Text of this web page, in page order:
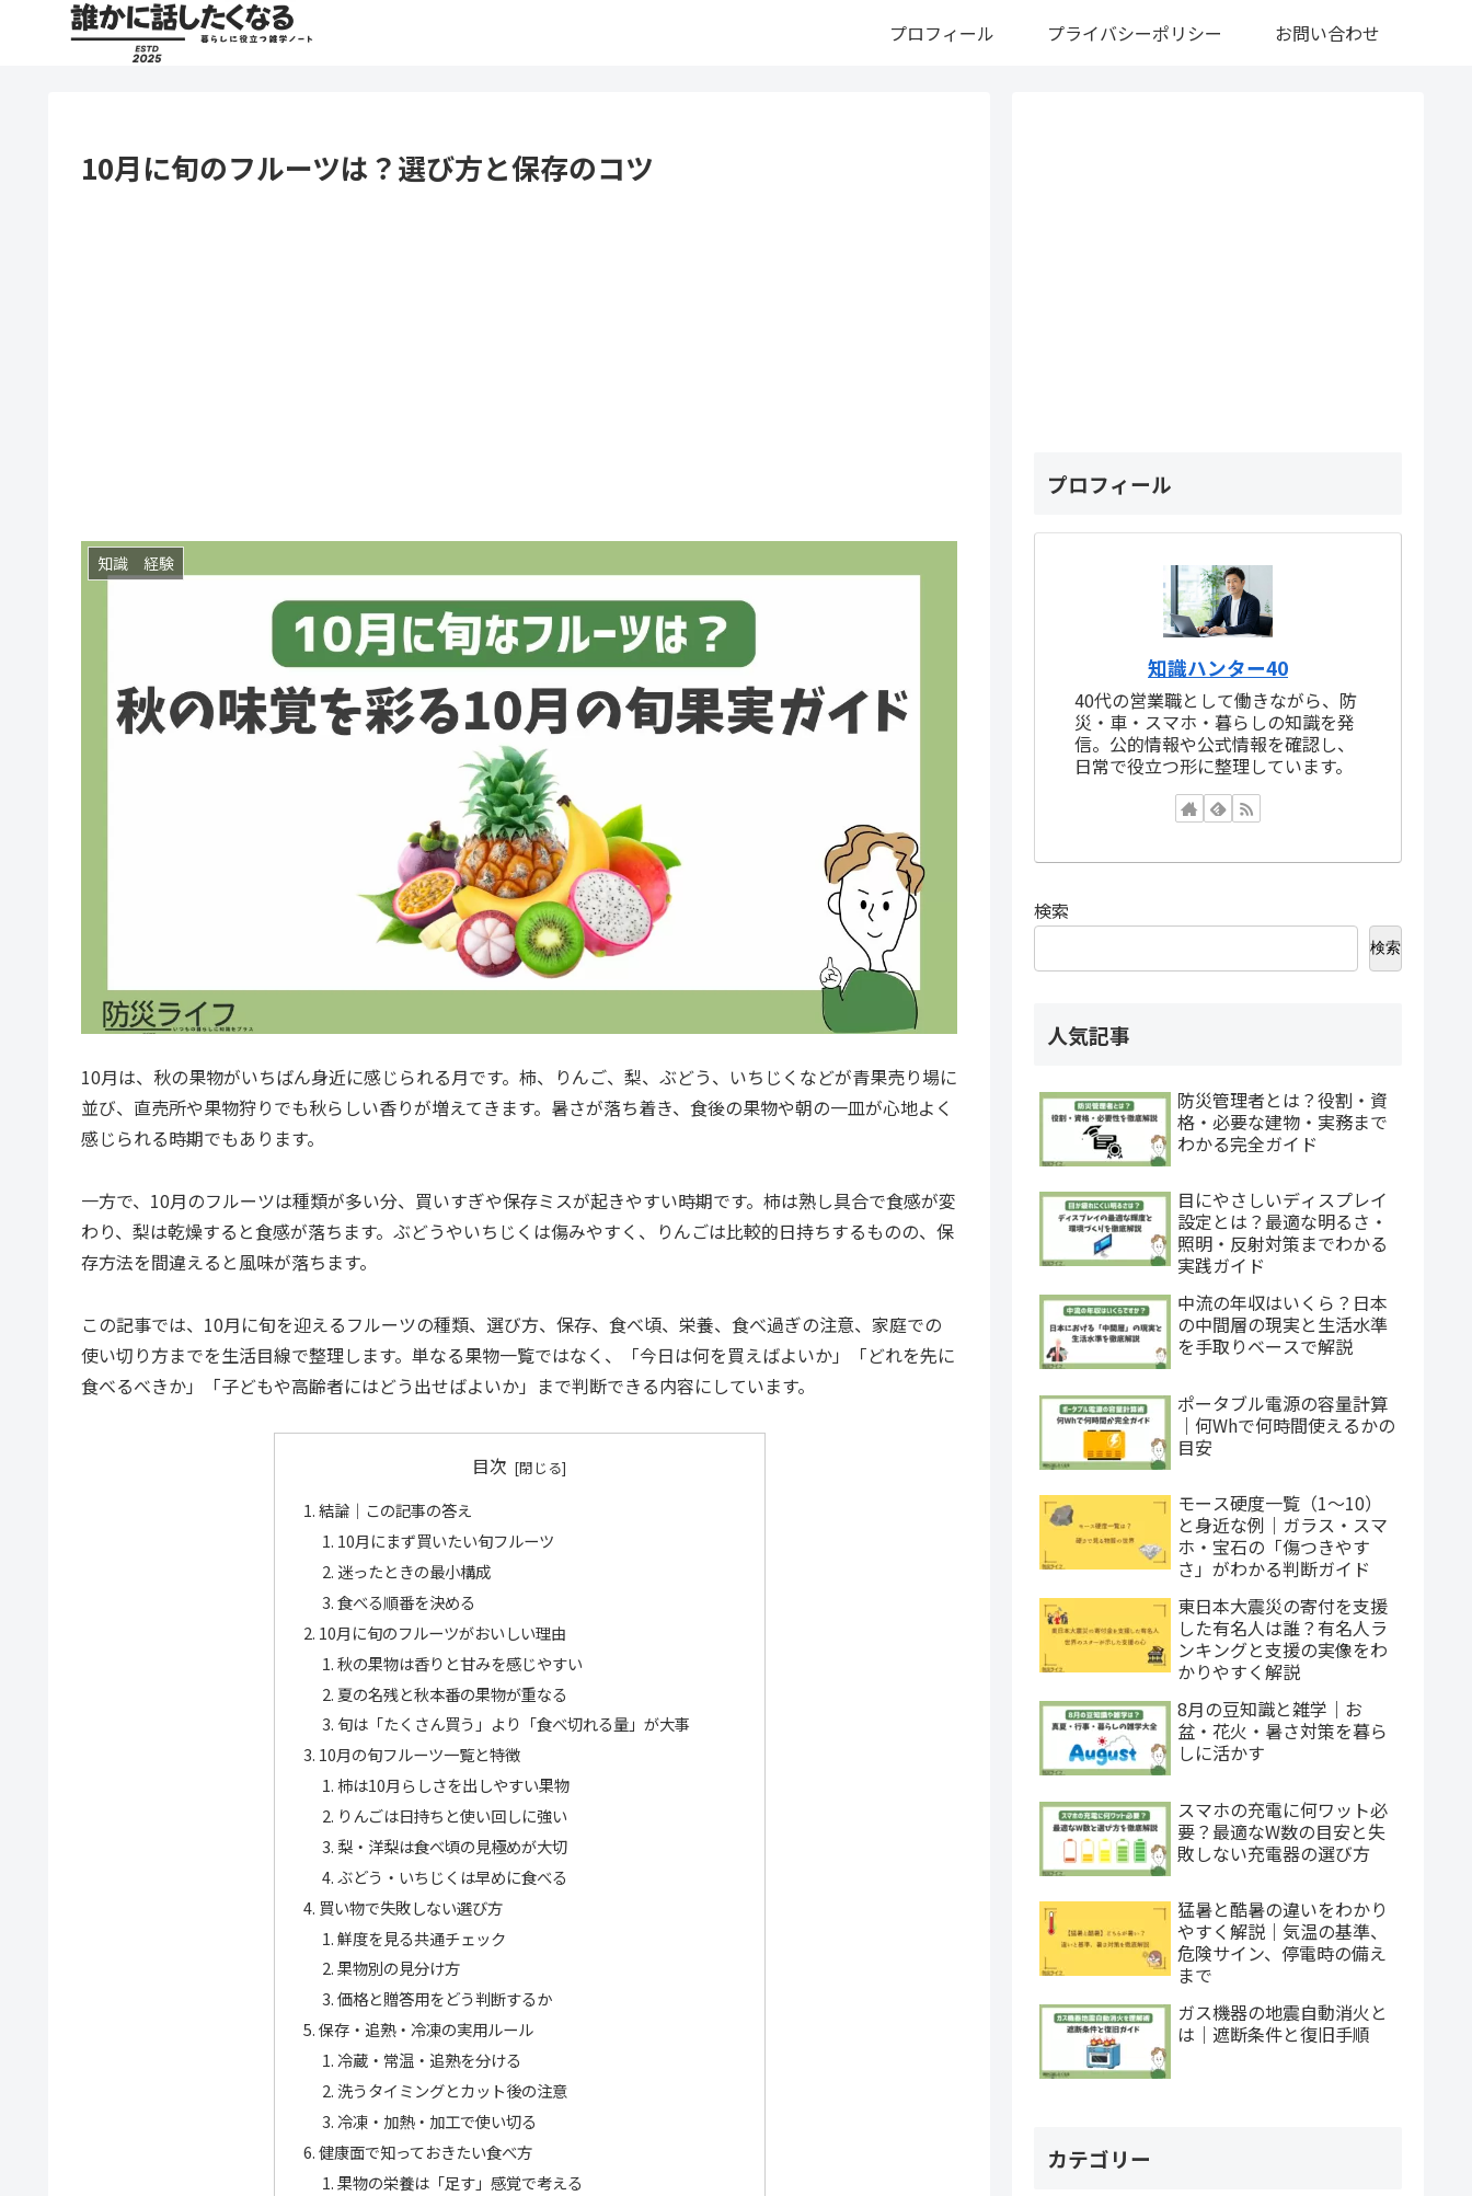
プロフィール プライバシーポリシー お問い合わせ
10月に旬のフルーツは？選び方と保存のコツ
知識 経験
10月は、秋の果物がいちばん身近に感じられる月です。柿、りんご、梨、ぶどう、いちじくなどが青果売り場に
並び、直売所や果物狩りでも秋らしい香りが増えてきます。暑さが落ち着き、食後の果物や朝の一皿が心地よく
感じられる時期でもあります。
一方で、10月のフルーツは種類が多い分、買いすぎや保存ミスが起きやすい時期です。柿は熟し具合で食感が変
わり、梨は乾燥すると食感が落ちます。ぶどうやいちじくは傷みやすく、りんごは比較的日持ちするものの、保
存方法を間違えると風味が落ちます。
この記事では、10月に旬を迎えるフルーツの種類、選び方、保存、食べ頃、栄養、食べ過ぎの注意、家庭での
使い切り方までを生活目線で整理します。単なる果物一覧ではなく、「今日は何を買えばよいか」「どれを先に
食べるべきか」「子どもや高齢者にはどう出せばよいか」まで判断できる内容にしています。
目次
結論｜この記事の答え
10月にまず買いたい旬フルーツ
迷ったときの最小構成
食べる順番を決める
10月に旬のフルーツがおいしい理由
秋の果物は香りと甘みを感じやすい
夏の名残と秋本番の果物が重なる
旬は「たくさん買う」より「食べ切れる量」が大事
10月の旬フルーツ一覧と特徴
柿は10月らしさを出しやすい果物
りんごは日持ちと使い回しに強い
梨・洋梨は食べ頃の見極めが大切
ぶどう・いちじくは早めに食べる
買い物で失敗しない選び方
鮮度を見る共通チェック
果物別の見分け方
価格と贈答用をどう判断するか
保存・追熟・冷凍の実用ルール
冷蔵・常温・追熟を分ける
洗うタイミングとカット後の注意
冷凍・加熱・加工で使い切る
健康面で知っておきたい食べ方
果物の栄養は「足す」感覚で考える
プロフィール
知識ハンター40
40代の営業職として働きながら、防
災・車・スマホ・暮らしの知識を発
信。公的情報や公式情報を確認し、
日常で役立つ形に整理しています。
検索
検索
人気記事
防災管理者とは？役割・資
格・必要な建物・実務まで
わかる完全ガイド
目にやさしいディスプレイ
設定とは？最適な明るさ・
照明・反射対策までわかる
実践ガイド
中流の年収はいくら？日本
の中間層の現実と生活水準
を手取りベースで解説
ポータブル電源の容量計算
｜何Whで何時間使えるかの
目安
モース硬度一覧（1〜10）
と身近な例｜ガラス・スマ
ホ・宝石の「傷つきやす
さ」がわかる判断ガイド
東日本大震災の寄付を支援
した有名人は誰？有名人ラ
ンキングと支援の実像をわ
かりやすく解説
8月の豆知識と雑学｜お
盆・花火・暑さ対策を暮ら
しに活かす
スマホの充電に何ワット必
要？最適なW数の目安と失
敗しない充電器の選び方
猛暑と酷暑の違いをわかり
やすく解説｜気温の基準、
危険サイン、停電時の備え
まで
ガス機器の地震自動消火と
は｜遮断条件と復旧手順
カテゴリー